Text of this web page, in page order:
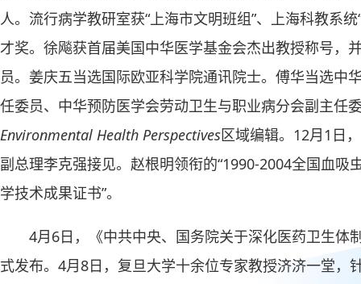
人。流行病学教研室获“上海市文明班组”、上海科教系
才奖。徐飚获首届美国中华医学基金会杰出教授称号，
员。姜庆五当选国际欧亚科学院通讯院士。傅华当选中
任委员、中华预防医学会劳动卫生与职业病分会副主任
Environmental Health Perspectives区域编辑。12月1日
副总理李克强接见。赵根明领衔的“1990-2004全国血吸
学技术成果证书”。
4月6日，《中共中央、国务院关于深化医药卫生体
式发布。4月8日，复旦大学十余位专家教授济济一堂，